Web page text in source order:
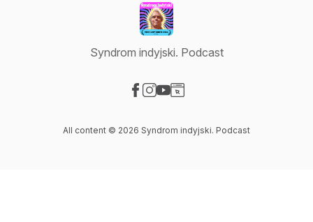
Syndrom indyjski. Podcast
All content © 2026 Syndrom indyjski. Podcast